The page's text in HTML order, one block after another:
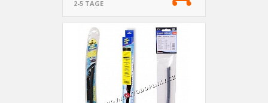
2-5 TAGE